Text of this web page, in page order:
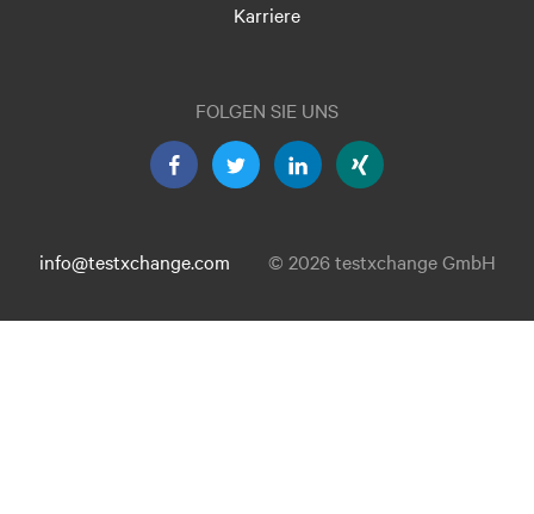
Karriere
FOLGEN SIE UNS
info@testxchange.com © 2026 testxchange GmbH